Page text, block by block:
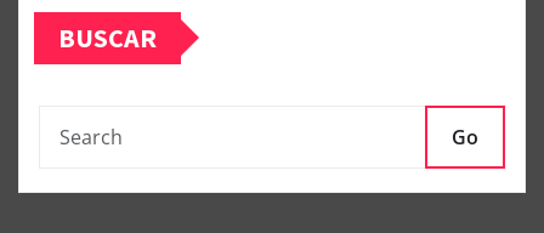
BUSCAR
Go